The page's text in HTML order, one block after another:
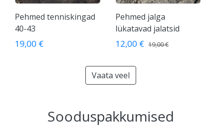
Pehmed tenniskingad
40-43
19,00 €
Pehmed jalga
lükatavad jalatsid
12,00 € 19,00 €
Vaata veel
Sooduspakkumised